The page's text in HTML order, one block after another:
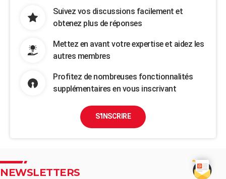
Suivez vos discussions facilement et
obtenez plus de réponses
Mettez en avant votre expertise et aidez les
autres membres
Profitez de nombreuses fonctionnalités
supplémentaires en vous inscrivant
S'INSCRIRE
NEWSLETTERS